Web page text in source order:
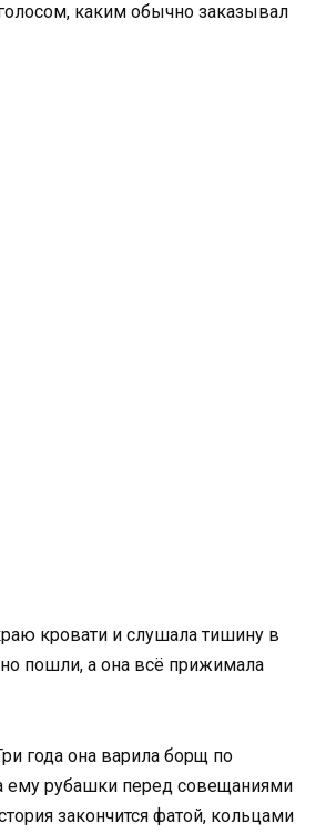
каким обычно заказывал
кровати и слушала тишину в
пошли, а она всё прижимала
года она варила борщ по
ему рубашки перед совещаниями
закончится фатой, кольцами